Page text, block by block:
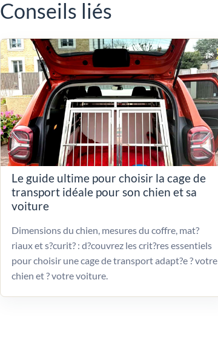
Conseils liés
Le guide ultime pour choisir la cage de
transport idéale pour son chien et sa
voiture
Dimensions du chien, mesures du coffre, mat?
riaux et s?curit? : d?couvrez les crit?res essentiels
pour choisir une cage de transport adapt?e ? votre
chien et ? votre voiture.